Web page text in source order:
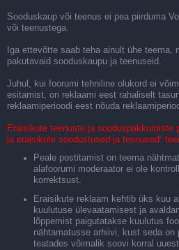
Sooduskaup või teenus ei pea piirduma
või teenustega.
Iga ettevõtte saab teha ainult ühe teema,
pakutavaid sooduskaupu ja teenuseid.
Juhul, kui foorumi tehniline olukord ei
esitamist, on reklaami eest rahaliselt
reklaamiperioodi eest nõuda
Eraisikute teenuste ja sooduspakkumiste
ja eraisikute soodustused ja teenused“
Peale postitamist on teema
alafoorumi moderaator ei ole
korrektsust.
Eraisikute reklaam kehtib üks kuu
kuulutuse ülevaatamisest ja
lõppemist paigutatakse kuulutus
nähtamatusse arhiivi, kust seda on
teatades võimalik soovi korral